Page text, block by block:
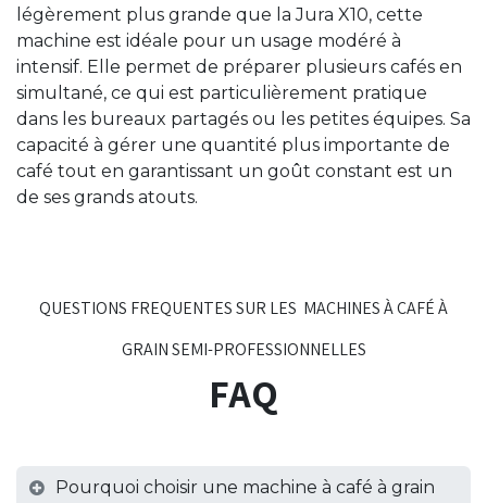
légèrement plus grande que la Jura X10, cette
machine est idéale pour un usage modéré à
intensif. Elle permet de préparer plusieurs cafés en
simultané, ce qui est particulièrement pratique
dans les bureaux partagés ou les petites équipes. Sa
capacité à gérer une quantité plus importante de
café tout en garantissant un goût constant est un
de ses grands atouts.
QUESTIONS FREQUENTES SUR LES MACHINES À CAFÉ À
GRAIN SEMI-PROFESSIONNELLES
FAQ
Pourquoi choisir une machine à café à grain